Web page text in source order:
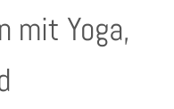
mit Yoga,